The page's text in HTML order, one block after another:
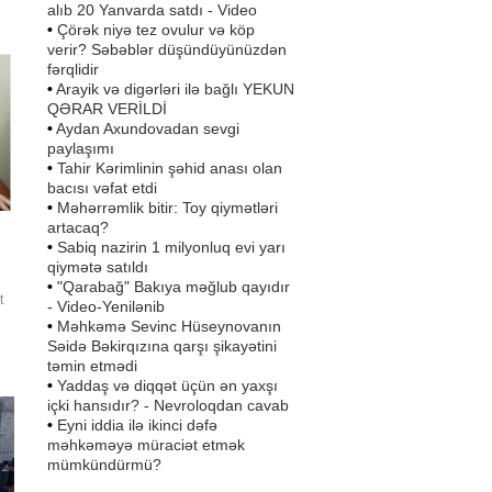
alıb 20 Yanvarda satdı - Video
• Çörək niyə tez ovulur və köp
verir? Səbəblər düşündüyünüzdən
fərqlidir
•Arayik və digərləri ilə bağlı YEKUN
QƏRAR VERİLDİ
•Aydan Axundovadan sevgi
paylaşımı
• Tahir Kərimlinin şəhid anası olan
bacısı vəfat etdi
• Məhərrəmlik bitir: Toy qiymətləri
artacaq?
• Sabiq nazirin 1 milyonluq evi yarı
qiymətə satıldı
• "Qarabağ" Bakıya məğlub qayıdır
- Video-Yenilənib
• Məhkəmə Sevinc Hüseynovanın
Səidə Bəkirqızına qarşı şikayətini
təmin etmədi
• Yaddaş və diqqət üçün ən yaxşı
içki hansıdır? - Nevroloqdan cavab
• Eyni iddia ilə ikinci dəfə
məhkəməyə müraciət etmək
mümkündürmü?